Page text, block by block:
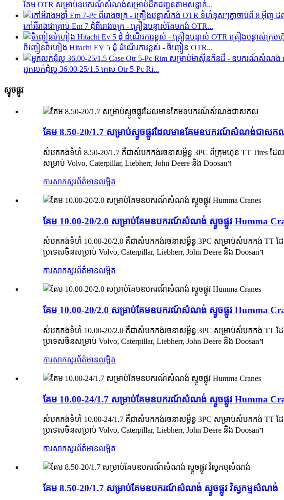
គែម OTR សម្រាប់ឧបករណ៍សំណង់សម្រាប់ដឹកជញ្ជូនតាមសន្លាក់...
កៅអី​រាង​ជា​គ្រាប់ Em 7 ដុំ​ពី​រោងចក្រ - គ្រឿងបន្លាស់​គែម​កង់ OTR...
ចិញ្ចៀនចំហៀង Hitachi EV 5 ដុំ ដំណើរការខ្ពស់ - ចិញ្ចៀន OTR...
អ្នកលក់ដុំល្អ 36.00-25/1.5 កេស Otr 5-Pc Ri...
ស្ទូចផ្លូវ
គែម 8.50-20/1.7 សម្រាប់ស្ទូចផ្លូវដែលមានគែមឧបករណ៍សំណង់ជាសក
សំបកកង់ទំហំ 8.50-20/1.7 គឺជាសំបកកង់រចនាសម្ព័ន្ធ 3PC ពីក្រុមហ៊ុន TT Tires ដែ
សម្រាប់ Volvo, Caterpillar, Liebherr, John Deere និង Doosan។
ការសាកសួរព័ត៌មានលម្អិត
គែម 10.00-20/2.0 សម្រាប់គែមឧបករណ៍សំណង់ ស្ទូចផ្លូវ Humma
សំបកកង់ទំហំ 10.00-20/2.0 គឺជាសំបកកង់រចនាសម្ព័ន្ធ 3PC សម្រាប់សំបកកង់ TT ដ
ប្រទេសចិនសម្រាប់ Volvo, Caterpillar, Liebherr, John Deere និង Doosan។
ការសាកសួរព័ត៌មានលម្អិត
គែម 10.00-20/2.0 សម្រាប់គែមឧបករណ៍សំណង់ ស្ទូចផ្លូវ Humma
សំបកកង់ទំហំ 10.00-20/2.0 គឺជាសំបកកង់រចនាសម្ព័ន្ធ 3PC សម្រាប់សំបកកង់ TT ដ
ប្រទេសចិនសម្រាប់ Volvo, Caterpillar, Liebherr, John Deere និង Doosan។
ការសាកសួរព័ត៌មានលម្អិត
គែម 10.00-24/1.7 សម្រាប់គែមឧបករណ៍សំណង់ ស្ទូចផ្លូវ Humma
សំបកកង់ទំហំ 10.00-24/1.7 គឺជាសំបកកង់រចនាសម្ព័ន្ធ 3PC សម្រាប់សំបកកង់ TT ដ
ប្រទេសចិនសម្រាប់ Volvo, Caterpillar, Liebherr, John Deere និង Doosan។
ការសាកសួរព័ត៌មានលម្អិត
គែម 8.50-20/1.7 សម្រាប់គែមឧបករណ៍សំណង់ ស្ទូចផ្លូវ វិស្វកម្មសំណង់